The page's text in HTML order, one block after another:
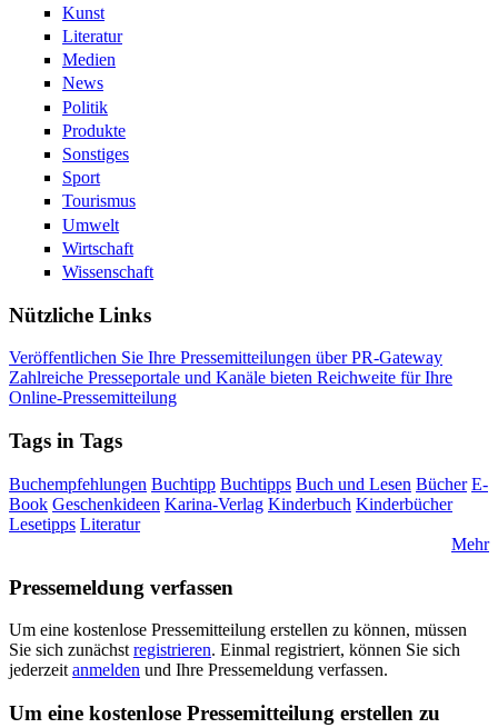
Kunst
Literatur
Medien
News
Politik
Produkte
Sonstiges
Sport
Tourismus
Umwelt
Wirtschaft
Wissenschaft
Nützliche Links
Veröffentlichen Sie Ihre Pressemitteilungen über PR-Gateway
Zahlreiche Presseportale und Kanäle bieten Reichweite für Ihre
Online-Pressemitteilung
Tags in Tags
Buchempfehlungen Buchtipp Buchtipps Buch und Lesen Bücher E-
Book Geschenkideen Karina-Verlag Kinderbuch Kinderbücher
Lesetipps Literatur
Mehr
Pressemeldung verfassen
Um eine kostenlose Pressemitteilung erstellen zu können, müssen
Sie sich zunächst registrieren. Einmal registriert, können Sie sich
jederzeit anmelden und Ihre Pressemeldung verfassen.
Um eine kostenlose Pressemitteilung erstellen zu